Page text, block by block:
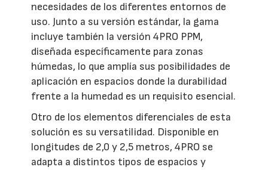
necesidades de los diferentes entornos de
uso. Junto a su versión estándar, la gama
incluye también la versión 4PRO PPM,
diseñada específicamente para zonas
húmedas, lo que amplía sus posibilidades de
aplicación en espacios donde la durabilidad
frente a la humedad es un requisito esencial.
Otro de los elementos diferenciales de esta
solución es su versatilidad. Disponible en
longitudes de 2,0 y 2,5 metros, 4PRO se
adapta a distintos tipos de espacios y